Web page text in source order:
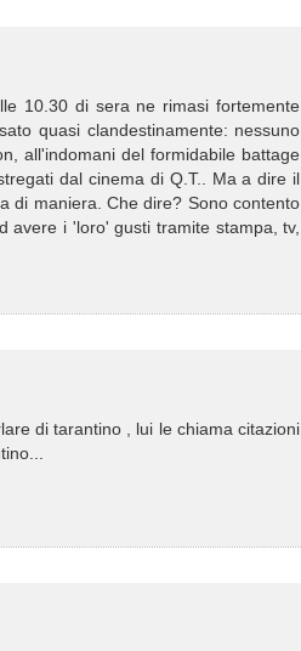
10.30 di sera ne rimasi fortemente
quasi clandestinamente: nessuno
all'indomani del formidabile battage
dal cinema di Q.T.. Ma a dire il
di maniera. Che dire? Sono contento
i 'loro' gusti tramite stampa, tv,
di tarantino , lui le chiama citazioni